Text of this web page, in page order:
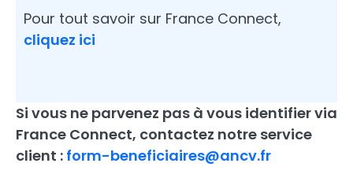
Pour tout savoir sur France Connect,
cliquez ici
Si vous ne parvenez pas à vous identifier via
France Connect, contactez notre service
client : form-beneficiaires@ancv.fr